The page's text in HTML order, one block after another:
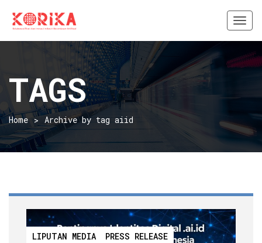
TAGS
Home Archive by tag aiid
LIPUTAN MEDIA PRESS RELEASE